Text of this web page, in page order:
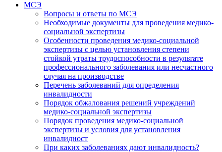
МСЭ
Вопросы и ответы по МСЭ
Необходимые документы для проведения медико-
социальной экспертизы
Особенности проведения медико-социальной
экспертизы с целью установления степени
стойкой утраты трудоспособности в результате
профессионального заболевания или несчастного
случая на производстве
Перечень заболеваний для определения
инвалидности
Порядок обжалования решений учреждений
медико-социальной экспертизы
Порядок проведения медико-социальной
экспертизы и условия для установления
инвалидност
При каких заболеваниях дают инвалидность?